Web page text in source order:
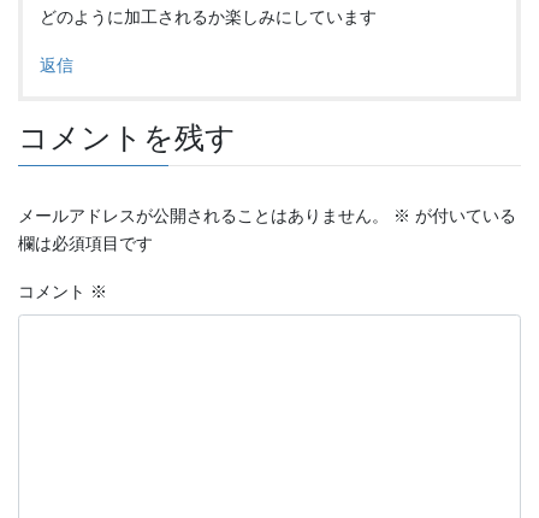
どのように加工されるか楽しみにしています
返信
コメントを残す
メールアドレスが公開されることはありません。 ※ が付いている
欄は必須項目です
コメント ※